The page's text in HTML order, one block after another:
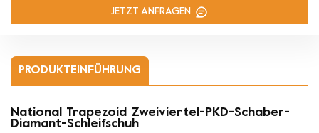
JETZT ANFRAGEN
PRODUKTEINFÜHRUNG
National Trapezoid Zweiviertel-PKD-Schaber-
Diamant-Schleifschuh